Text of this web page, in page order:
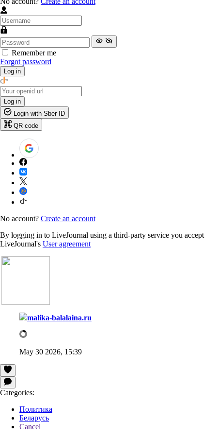
Remember me
Forgot password
Log in
Log in
Login with Sber ID
QR code
No account? Create an account
By logging in to LiveJournal using a third-party service you accept
LiveJournal's User agreement
malika-balalaina.ru
May 30 2026, 15:39
Categories:
Политика
Беларусь
Cancel